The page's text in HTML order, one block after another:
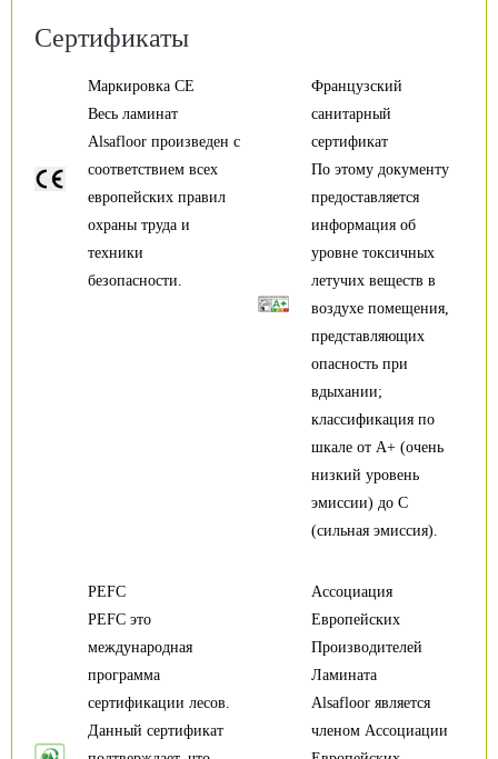
Сертификаты
Французский
санитарный
сертификат
По этому документу
предоставляется
информация об
уровне токсичных
летучих веществ в
воздухе помещения,
представляющих
опасность при
вдыхании;
классификация по
шкале от А+ (очень
низкий уровень
эмиссии) до С
(сильная эмиссия).
Маркировка CE
Весь ламинат
Alsafloor произведен с
соответствием всех
европейских правил
охраны труда и
техники
безопасности.
PEFC
PEFC это
международная
программа
сертификации лесов.
Данный сертификат
Ассоциация
Европейских
Производителей
Ламината
Alsafloor является
членом Ассоциации